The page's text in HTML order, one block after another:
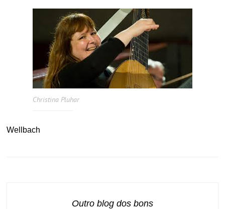
Christina Pluhar
Wellbach
Outro blog dos bons